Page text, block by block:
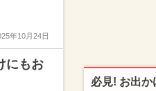
年10月24日
にもお
必見! お出か